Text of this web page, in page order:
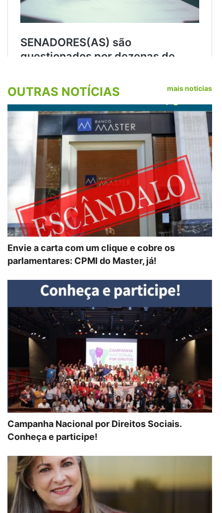
OUTRAS NOTÍCIAS mais noticias
Envie a carta com um clique e cobre os
parlamentares: CPMI do Master, já!
Campanha Nacional por Direitos Sociais.
Conheça e participe!